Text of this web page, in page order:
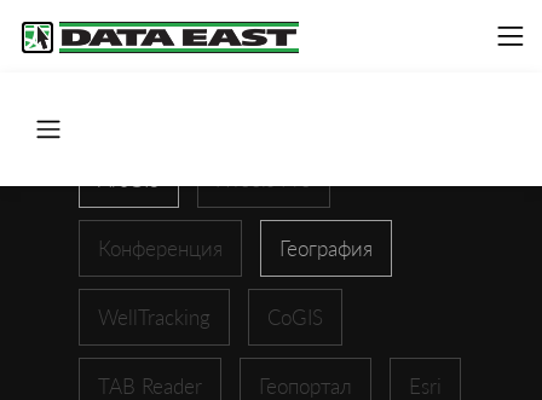
Конференция География
WellTracking CoGIS
TAB Reader Геопортал Esri